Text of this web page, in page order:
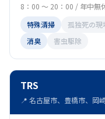
8：00 ～ 20：00 / 年中無
特殊清掃
孤独死の現
消臭
害虫駆除
TRS
📍 名古屋市、豊橋市、岡